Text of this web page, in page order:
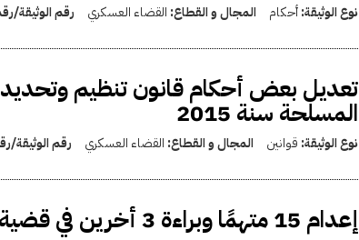
نوع الوثيقة:أحكام المجال و القطاع: القضاء العسكري رقم الوثيقة/
تعديل بعض أحكام قانون تنظيم
المسلحة سنة 2015
نوع الوثيقة: قوانين المجال و القطاع: القضاء العسكري رقم
إعدام 15 متهمًا وبراءة 3 أخرين في قضية قتل ضباط كمين الصفا بشمال سيناء